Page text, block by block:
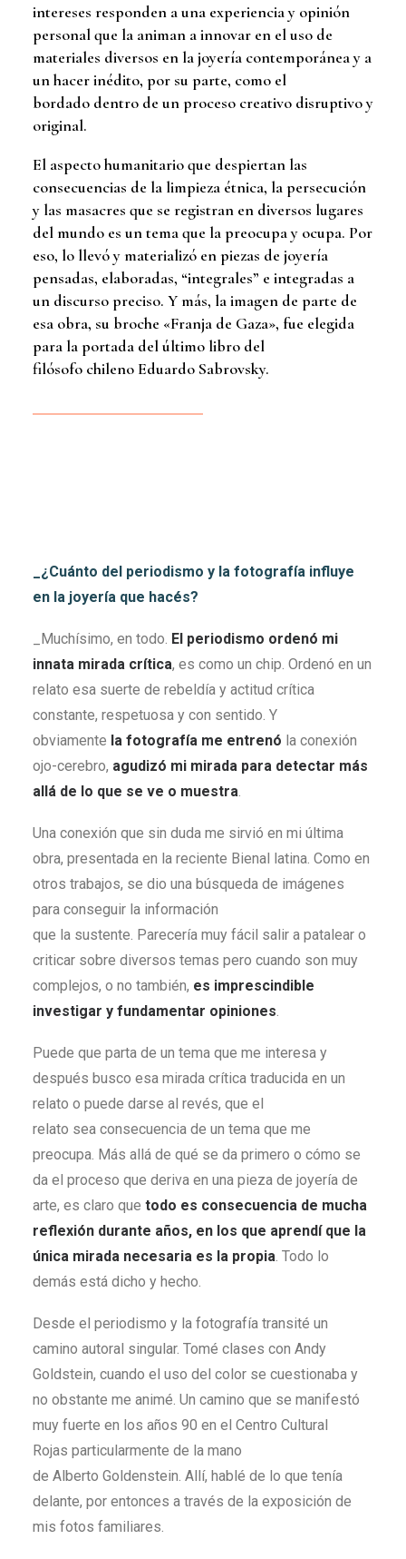
intereses responden a una experiencia y opinión
personal que la animan a innovar en el uso de
materiales diversos en la joyería contemporánea y a
un hacer inédito, por su parte, como el
bordado dentro de un proceso creativo disruptivo y
original.
El aspecto humanitario que despiertan las
consecuencias de la limpieza étnica, la persecución
y las masacres que se registran en diversos lugares
del mundo es un tema que la preocupa y ocupa. Por
eso, lo llevó y materializó en piezas de joyería
pensadas, elaboradas, “integrales” e integradas a
un discurso preciso. Y más, la imagen de parte de
esa obra, su broche «Franja de Gaza», fue elegida
para la portada del último libro del
filósofo chileno Eduardo Sabrovsky.
_¿Cuánto del periodismo y la fotografía influye
en la joyería que hacés?
_Muchísimo, en todo. El periodismo ordenó mi
innata mirada crítica, es como un chip. Ordenó en un
relato esa suerte de rebeldía y actitud crítica
constante, respetuosa y con sentido. Y
obviamente la fotografía me entrenó la conexión
ojo-cerebro, agudizó mi mirada para detectar más
allá de lo que se ve o muestra.
Una conexión que sin duda me sirvió en mi última
obra, presentada en la reciente Bienal latina. Como en
otros trabajos, se dio una búsqueda de imágenes
para conseguir la información
que la sustente. Parecería muy fácil salir a patalear o
criticar sobre diversos temas pero cuando son muy
complejos, o no también, es imprescindible
investigar y fundamentar opiniones.
Puede que parta de un tema que me interesa y
después busco esa mirada crítica traducida en un
relato o puede darse al revés, que el
relato sea consecuencia de un tema que me
preocupa. Más allá de qué se da primero o cómo se
da el proceso que deriva en una pieza de joyería de
arte, es claro que todo es consecuencia de mucha
reflexión durante años, en los que aprendí que la
única mirada necesaria es la propia. Todo lo
demás está dicho y hecho.
Desde el periodismo y la fotografía transité un
camino autoral singular. Tomé clases con Andy
Goldstein, cuando el uso del color se cuestionaba y
no obstante me animé. Un camino que se manifestó
muy fuerte en los años 90 en el Centro Cultural
Rojas particularmente de la mano
de Alberto Goldenstein. Allí, hablé de lo que tenía
delante, por entonces a través de la exposición de
mis fotos familiares.